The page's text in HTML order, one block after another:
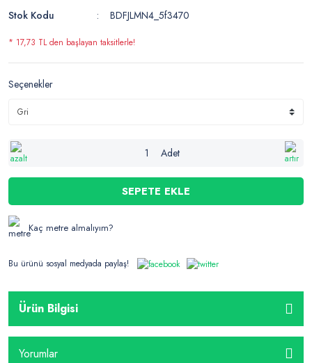
Stok Kodu
BDFJLMN4_5f3470
* 17,73 TL den başlayan taksitlerle!
Seçenekler
Adet
SEPETE EKLE
Kaç metre almalıyım?
Bu ürünü sosyal medyada paylaş!
Ürün Bilgisi
Yorumlar